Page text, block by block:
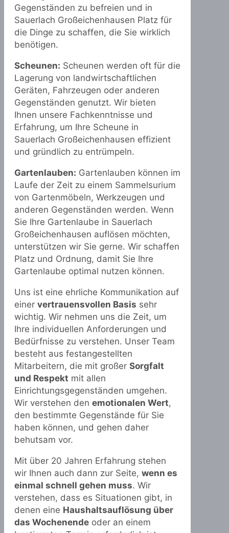
Gegenständen zu befreien und in
Sauerlach Großeichenhausen Platz für
die Dinge zu schaffen, die Sie wirklich
benötigen.
Scheunen: Scheunen werden oft für die
Lagerung von landwirtschaftlichen
Geräten, Fahrzeugen oder anderen
Gegenständen genutzt. Wir bieten
Ihnen unsere Fachkenntnisse und
Erfahrung, um Ihre Scheune in
Sauerlach Großeichenhausen effizient
und gründlich zu entrümpeln.
Gartenlauben: Gartenlauben können im
Laufe der Zeit zu einem Sammelsurium
von Gartenmöbeln, Werkzeugen und
anderen Gegenständen werden. Wenn
Sie Ihre Gartenlaube in Sauerlach
Großeichenhausen auflösen möchten,
unterstützen wir Sie gerne. Wir schaffen
Platz und Ordnung, damit Sie Ihre
Gartenlaube optimal nutzen können.
Uns ist eine ehrliche Kommunikation auf
einer vertrauensvollen Basis sehr
wichtig. Wir nehmen uns die Zeit, um
Ihre individuellen Anforderungen und
Bedürfnisse zu verstehen. Unser Team
besteht aus festangestellten
Mitarbeitern, die mit großer Sorgfalt
und Respekt mit allen
Einrichtungsgegenständen umgehen.
Wir verstehen den emotionalen Wert,
den bestimmte Gegenstände für Sie
haben können, und gehen daher
behutsam vor.
Mit über 20 Jahren Erfahrung stehen
wir Ihnen auch dann zur Seite, wenn es
einmal schnell gehen muss. Wir
verstehen, dass es Situationen gibt, in
denen eine Haushaltsauflösung über
das Wochenende oder an einem